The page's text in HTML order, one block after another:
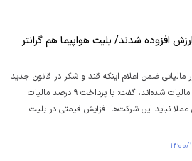
افزوده شدند/ بلیت هواپیما هم گرانتر
مالیاتی ضمن اعلام اینکه قند و شکر در قانون جدید
مالیات بر ارزش افزوده مشمول این مالیات شده‌اند، گفت: با پرداخت ۹ درصد مالیات
عملا نباید این شرکت‌ها افزایش قیمتی در بلیت